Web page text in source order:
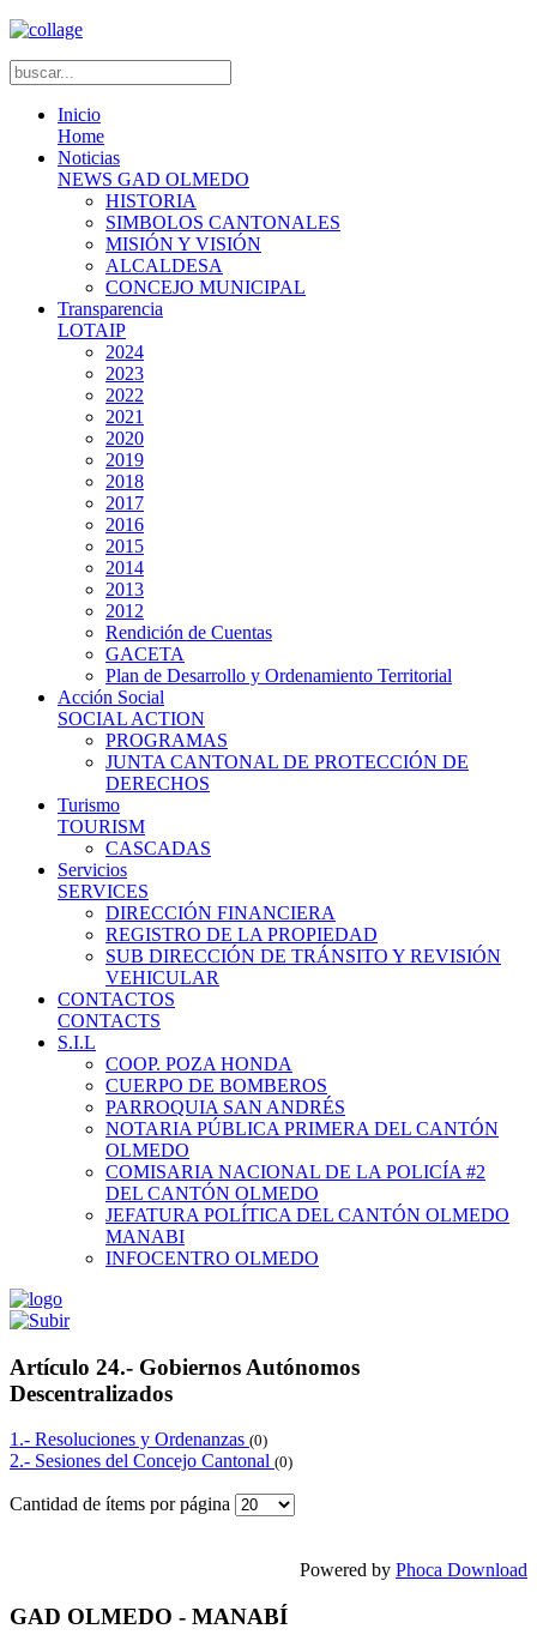
Inicio
Home
Noticias
NEWS GAD OLMEDO
HISTORIA
SIMBOLOS CANTONALES
MISIÓN Y VISIÓN
ALCALDESA
CONCEJO MUNICIPAL
Transparencia
LOTAIP
2024
2023
2022
2021
2020
2019
2018
2017
2016
2015
2014
2013
2012
Rendición de Cuentas
GACETA
Plan de Desarrollo y Ordenamiento Territorial
Acción Social
SOCIAL ACTION
PROGRAMAS
JUNTA CANTONAL DE PROTECCIÓN DE
DERECHOS
Turismo
TOURISM
CASCADAS
Servicios
SERVICES
DIRECCIÓN FINANCIERA
REGISTRO DE LA PROPIEDAD
SUB DIRECCIÓN DE TRÁNSITO Y REVISIÓN
VEHICULAR
CONTACTOS
CONTACTS
S.I.L
COOP. POZA HONDA
CUERPO DE BOMBEROS
PARROQUIA SAN ANDRÉS
NOTARIA PÚBLICA PRIMERA DEL CANTÓN
OLMEDO
COMISARIA NACIONAL DE LA POLICÍA #2
DEL CANTÓN OLMEDO
JEFATURA POLÍTICA DEL CANTÓN OLMEDO
MANABI
INFOCENTRO OLMEDO
Artículo 24.- Gobiernos Autónomos
Descentralizados
1.- Resoluciones y Ordenanzas (0)
2.- Sesiones del Concejo Cantonal (0)
Cantidad de ítems por página
Powered by Phoca Download
GAD OLMEDO - MANABÍ